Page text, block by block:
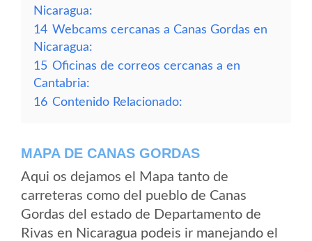
Nicaragua:
14 Webcams cercanas a Canas Gordas en
Nicaragua:
15 Oficinas de correos cercanas a en
Cantabria:
16 Contenido Relacionado:
MAPA DE CANAS GORDAS
Aqui os dejamos el Mapa tanto de
carreteras como del pueblo de Canas
Gordas del estado de Departamento de
Rivas en Nicaragua podeis ir manejando el